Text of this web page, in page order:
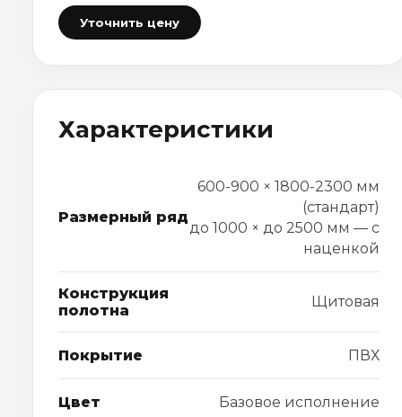
Уточнить цену
Характеристики
Размерный ряд
600-900 × 1800-2300 мм
(стандарт)
до 1000 × до 2500 мм — с
наценкой
Конструкция
полотна
Щитовая
Покрытие ПВХ
Цвет Базовое исполнение